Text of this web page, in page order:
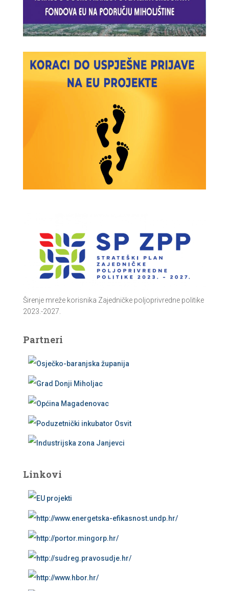
Širenje mreže korisnika Zajedničke poljoprivredne politike
2023.-2027.
Partneri
Linkovi